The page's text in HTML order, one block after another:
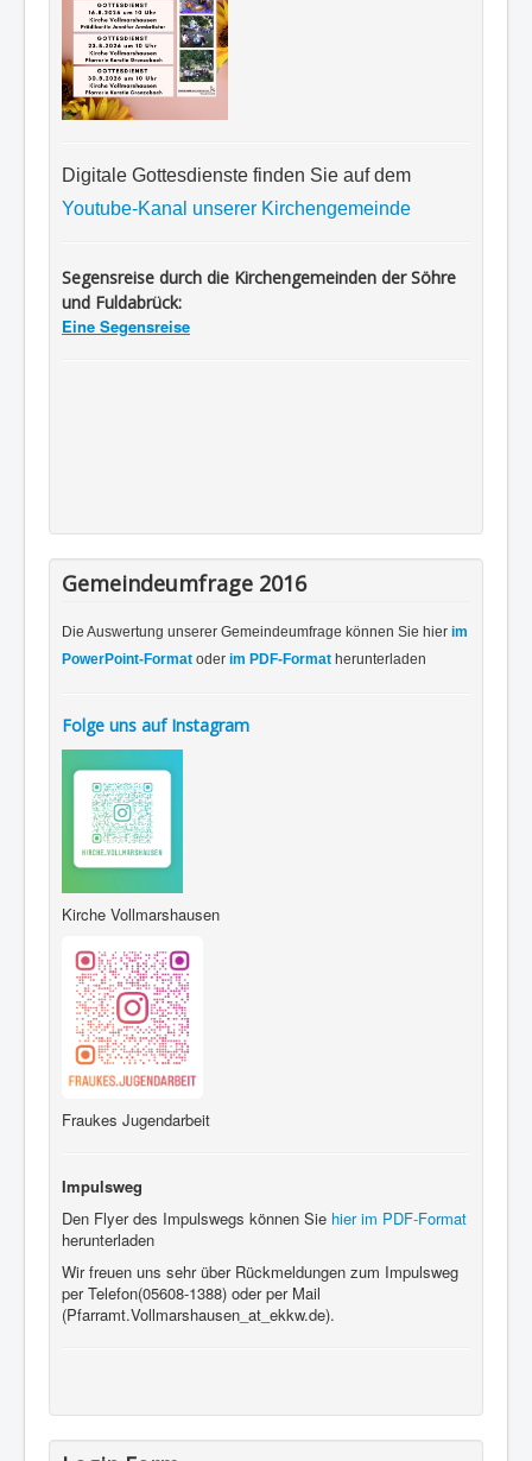
Digitale Gottesdienste finden Sie auf dem
Youtube-Kanal unserer Kirchengemeinde
Segensreise durch die Kirchengemeinden der Söhre
und Fuldabrück:
Eine Segensreise
Gemeindeumfrage 2016
Die Auswertung unserer Gemeindeumfrage können Sie hier im
PowerPoint-Format oder im PDF-Format herunterladen
Folge uns auf Instagram
Kirche Vollmarshausen
Fraukes Jugendarbeit
Impulsweg
Den Flyer des Impulswegs können Sie hier im PDF-Format
herunterladen
Wir freuen uns sehr über Rückmeldungen zum Impulsweg
per Telefon(05608-1388) oder per Mail
(Pfarramt.Vollmarshausen_at_ekkw.de).